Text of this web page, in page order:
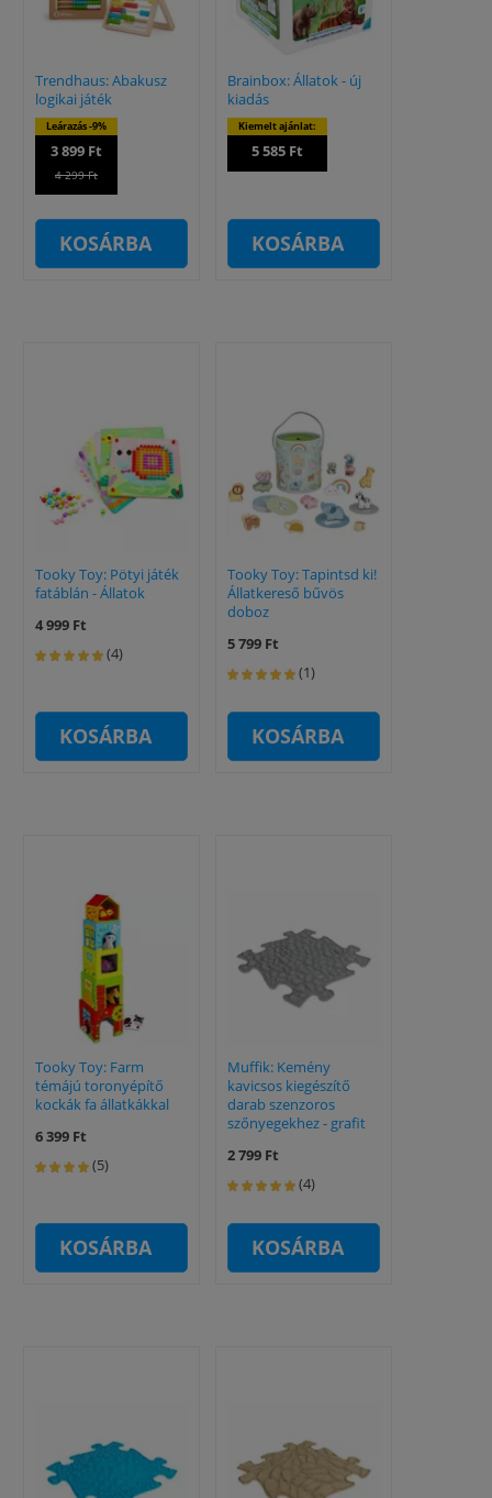
Trendhaus: Abakusz
logikai játék
Leárazás -9%
3 899 Ft
4 299 Ft
KOSÁRBA
Brainbox: Állatok - új
kiadás
Kiemelt ajánlat:
5 585 Ft
KOSÁRBA
Tooky Toy: Pötyi játék
fatáblán - Állatok
4 999 Ft
(4)
KOSÁRBA
Tooky Toy: Tapintsd ki!
Állatkereső bűvös
doboz
5 799 Ft
(1)
KOSÁRBA
Tooky Toy: Farm
témájú toronyépítő
kockák fa állatkákkal
6 399 Ft
(5)
KOSÁRBA
Muffik: Kemény
kavicsos kiegészítő
darab szenzoros
szőnyegekhez - grafit
2 799 Ft
(4)
KOSÁRBA